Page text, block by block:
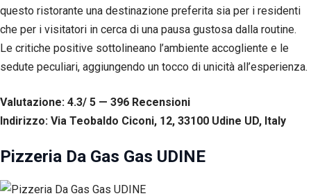
questo ristorante una destinazione preferita sia per i residenti
che per i visitatori in cerca di una pausa gustosa dalla routine.
Le critiche positive sottolineano l’ambiente accogliente e le
sedute peculiari, aggiungendo un tocco di unicità all’esperienza.
Valutazione: 4.3/ 5 — 396 Recensioni
Indirizzo: Via Teobaldo Ciconi, 12, 33100 Udine UD, Italy
Pizzeria Da Gas Gas UDINE
mentre visiti il
aumenti le
possibilità di
e offerte